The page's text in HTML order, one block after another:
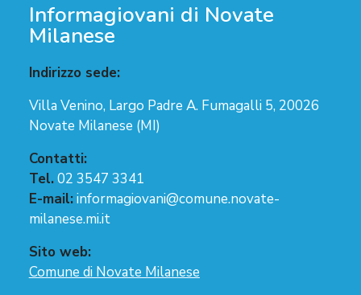
Informagiovani di Novate
Milanese
Indirizzo sede:
Villa Venino, Largo Padre A. Fumagalli 5, 20026
Novate Milanese (MI)
Contatti:
Tel.02 3547 3341
E-mail:informagiovani@comune.novate-
milanese.mi.it
Sito web:
Comune di Novate Milanese